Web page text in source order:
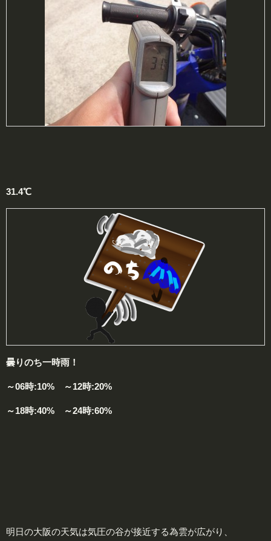
31.4℃
曇りのち一時雨！
～06時:10% ～12時:20%
～18時:40% ～24時:60%
明日の大阪の天気は気圧の谷が接近する為雲が広がり、